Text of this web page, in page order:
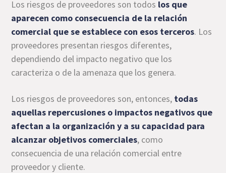
Los riesgos de proveedores son todos los que
aparecen como consecuencia de la relación
comercial que se establece con esos terceros. Los
proveedores presentan riesgos diferentes,
dependiendo del impacto negativo que los
caracteriza o de la amenaza que los genera.
Los riesgos de proveedores son, entonces, todas
aquellas repercusiones o impactos negativos que
afectan a la organización y a su capacidad para
alcanzar objetivos comerciales, como
consecuencia de una relación comercial entre
proveedor y cliente.